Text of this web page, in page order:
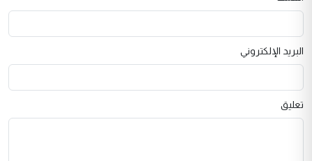
البريد الإلكتروني
تعليق